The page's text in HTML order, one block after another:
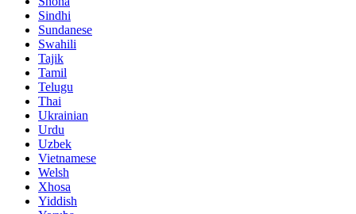
Sindhi
Sundanese
Swahili
Tajik
Tamil
Telugu
Thai
Ukrainian
Urdu
Uzbek
Vietnamese
Welsh
Xhosa
Yiddish